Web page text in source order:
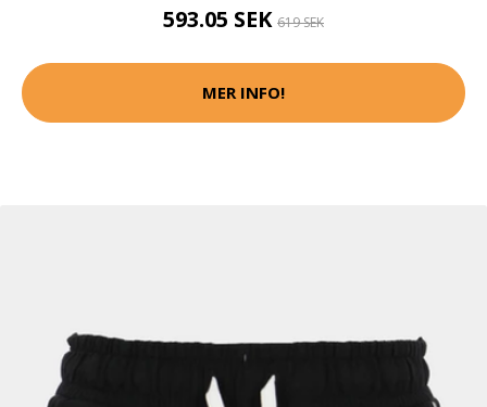
593.05 SEK 619 SEK
MER INFO!